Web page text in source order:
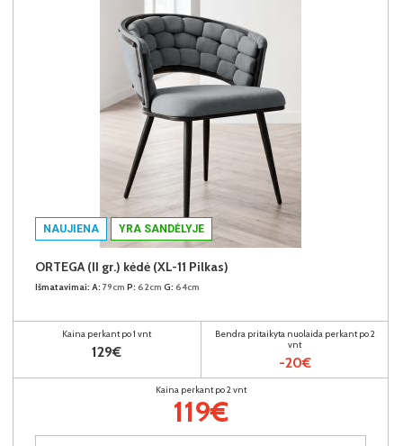
NAUJIENA YRA SANDĖLYJE
ORTEGA (II gr.) kėdė (XL-11 Pilkas)
Išmatavimai: A: 79cm P: 62cm G: 64cm
Kaina perkant po 1 vnt
129€
Bendra pritaikyta nuolaida perkant po 2
vnt
-20€
Kaina perkant po 2 vnt
119€